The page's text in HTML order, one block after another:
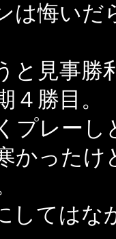
は悔い
と見事勝
４勝目。
プレーし
かったけ
しては